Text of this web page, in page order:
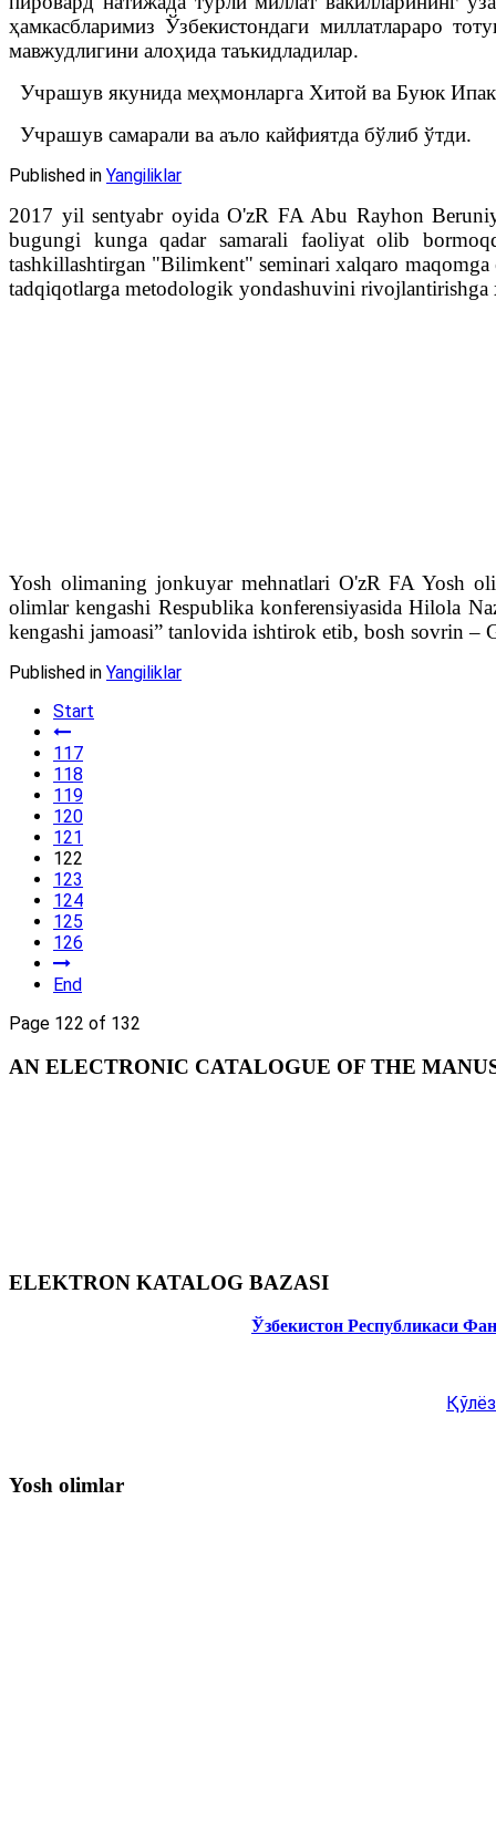
ҳамкасбларимиз Ўзбекистондаги миллатлараро
мавжудлигини алоҳида таъкидладилар.
Учрашув якунида меҳмонларга Хитой ва Буюк
Учрашув самарали ва аъло кайфиятда бўлиб ўтди.
Published in Yangiliklar
2017 yil sentyabr oyida O'zR FA Abu Rayhon
bugungi kunga qadar samarali faoliyat olib
tashkillashtirgan "Bilimkent" seminari xalqaro
tadqiqotlarga metodologik yondashuvini rivojlantirishga
Yosh olimaning jonkuyar mehnatlari O'zR FA Yosh
olimlar kengashi Respublika konferensiyasida Hilola
kengashi jamoasi” tanlovida ishtirok etib, bosh sovrin –
Published in Yangiliklar
Start
117
118
119
120
121
122
123
124
125
126
End
Page 122 of 132
AN ELECTRONIC CATALOGUE OF THE
ELEKTRON KATALOG BAZASI
Ўзбекистон Республикаси
Yosh olimlar